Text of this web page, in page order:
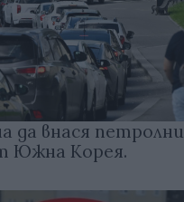
да внася петролни
Южна Корея.